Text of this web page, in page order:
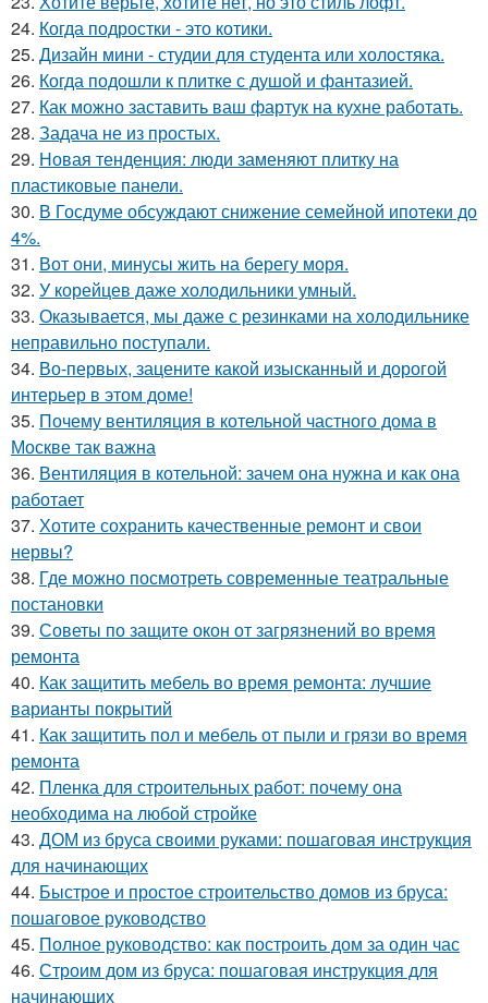
24. Когда подростки - это котики.
25. Дизайн мини - студии для студента или холостяка.
26. Когда подошли к плитке с душой и фантазией.
27. Как можно заставить ваш фартук на кухне работать.
28. Задача не из простых.
29. Новая тенденция: люди заменяют плитку на
пластиковые панели.
30. В Госдуме обсуждают снижение семейной ипотеки до
4%.
31. Вот они, минусы жить на берегу моря.
32. У корейцев даже холодильники умный.
33. Оказывается, мы даже с резинками на холодильнике
неправильно поступали.
34. Во-первых, зацените какой изысканный и дорогой
интерьер в этом доме!
35. Почему вентиляция в котельной частного дома в
Москве так важна
36. Вентиляция в котельной: зачем она нужна и как она
работает
37. Хотите сохранить качественные ремонт и свои
нервы?
38. Где можно посмотреть современные театральные
постановки
39. Советы по защите окон от загрязнений во время
ремонта
40. Как защитить мебель во время ремонта: лучшие
варианты покрытий
41. Как защитить пол и мебель от пыли и грязи во время
ремонта
42. Пленка для строительных работ: почему она
необходима на любой стройке
43. ДОМ из бруса своими руками: пошаговая инструкция
для начинающих
44. Быстрое и простое строительство домов из бруса:
пошаговое руководство
45. Полное руководство: как построить дом за один час
46. Строим дом из бруса: пошаговая инструкция для
начинающих